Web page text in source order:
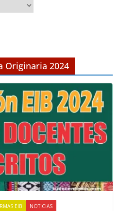
Originaria 2024
EIB NOTICIAS